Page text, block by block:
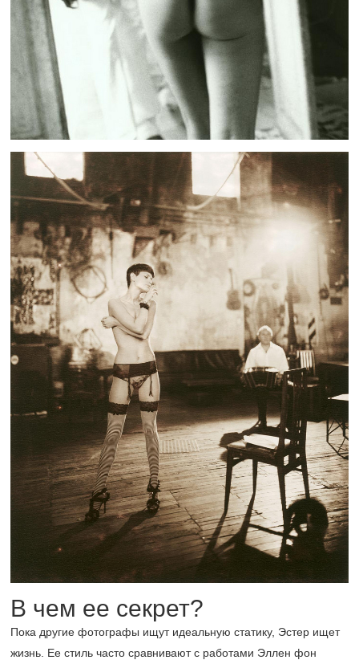
В чем ее секрет?
Пока другие фотографы ищут идеальную статику, Эстер ищет
жизнь. Ее стиль часто сравнивают с работами Эллен фон